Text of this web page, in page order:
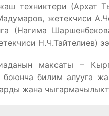
техниктери (Архат
жетекчиси
(Нагима
Н.Ч.Тайтелиев)
максаты –
боюнча билим алууга
жана